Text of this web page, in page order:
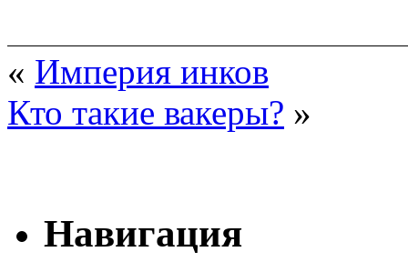
« Империя инков
Кто такие вакеры? »
Навигация